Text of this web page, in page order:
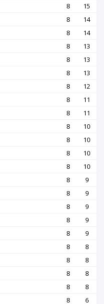
8
15
8
14
8
14
8
13
8
13
8
13
8
12
8
11
8
11
8
10
8
10
8
10
8
10
8
9
8
9
8
9
8
9
8
9
8
8
8
8
8
8
8
8
8 6